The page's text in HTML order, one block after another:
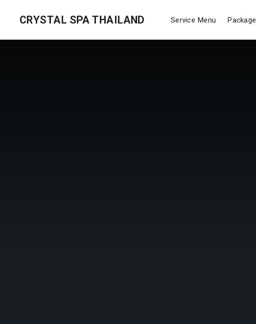
CRYSTAL SPA THAILAND Service Menu Package